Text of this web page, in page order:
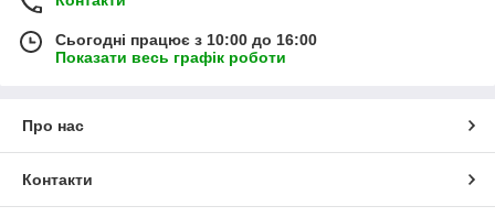
Сьогодні працює з 10:00 до 16:00
Показати весь графік роботи
Про нас
Контакти